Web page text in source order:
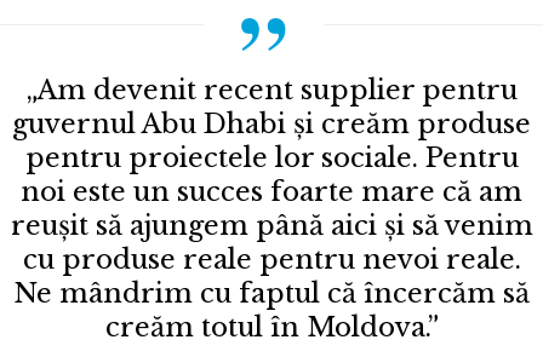
„Am devenit recent supplier pentru
guvernul Abu Dhabi și creăm produse
pentru proiectele lor sociale. Pentru
noi este un succes foarte mare că am
reușit să ajungem până aici și să venim
cu produse reale pentru nevoi reale.
Ne mândrim cu faptul că încercăm să
creăm totul în Moldova.”